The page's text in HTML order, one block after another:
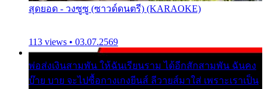
สุดยอด - วงซูซู (ซาวด์ดนตรี) (KARAOKE)
113 views • 03.07.2569
พ่อส่งเงินสามพัน ให้ฉันเรียนราม ได้อีกสักสามพัน ฉันคง
บ๊าย บาย จะไปซื้อกางเกงยีนส์ ลีวายส์มาใส่ เพราะเราเป็น